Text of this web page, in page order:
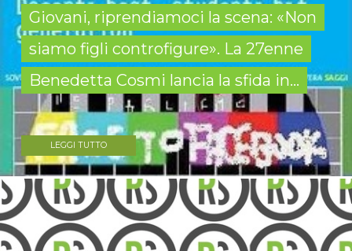
Giovani, riprendiamoci la scena: «Non
siamo figli controfigure». La 27enne
Benedetta Cosmi lancia la sfida in...
LEGGI TUTTO